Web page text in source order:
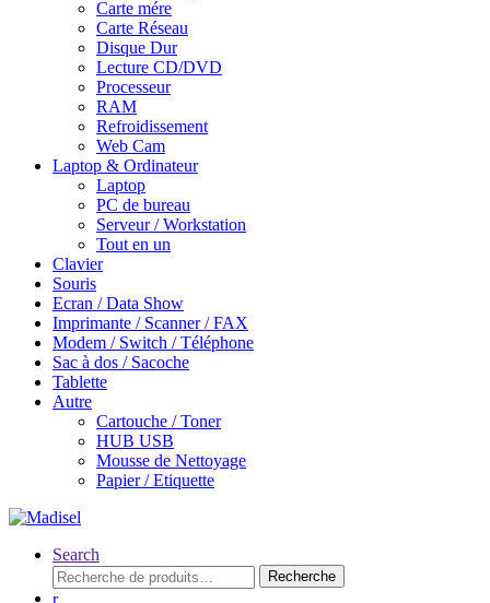
Carte mére
Carte Réseau
Disque Dur
Lecture CD/DVD
Processeur
RAM
Refroidissement
Web Cam
Laptop & Ordinateur
Laptop
PC de bureau
Serveur / Workstation
Tout en un
Clavier
Souris
Ecran / Data Show
Imprimante / Scanner / FAX
Modem / Switch / Téléphone
Sac à dos / Sacoche
Tablette
Autre
Cartouche / Toner
HUB USB
Mousse de Nettoyage
Papier / Etiquette
Search
Recherche
pour :
Recherche